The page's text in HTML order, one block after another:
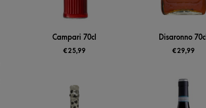
Campari 70cl
€25,99
Disaronno 70cl
€29,99